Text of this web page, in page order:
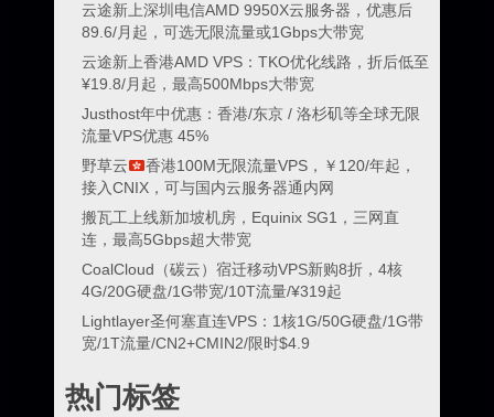
云途新上深圳电信AMD 9950X云服务器，优惠后
89.6/月起，可选无限流量或1Gbps大带宽
云途新上香港AMD VPS：TKO优化线路，折后低至
¥19.8/月起，最高500Mbps大带宽
Justhost年中优惠：香港/东京 / 洛杉矶等全球无限
流量VPS优惠 45%
野草云
香港100M无限流量VPS，￥120/年起，
接入CNIX，可与国内云服务器通内网
搬瓦工上线新加坡机房，Equinix SG1，三网直
连，最高5Gbps超大带宽
CoalCloud（碳云）宿迁移动VPS新购8折，4核
4G/20G硬盘/1G带宽/10T流量/¥319起
Lightlayer圣何塞直连VPS：1核1G/50G硬盘/1G带
宽/1T流量/CN2+CMIN2/限时$4.9
热门标签